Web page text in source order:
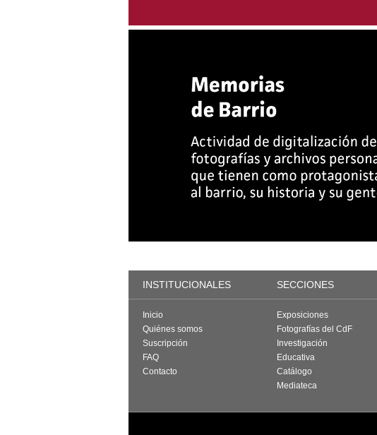
INSTITUCIONALES SECCIONES
Inicio
Quiénes somos
Suscripción
FAQ
Contacto
Exposiciones
Fotografías del CdF
Investigación
Educativa
Catálogo
Mediateca